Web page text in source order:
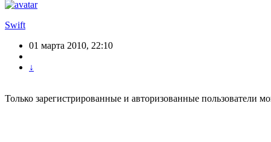
Swift
01 марта 2010, 22:10
↓
Только зарегистрированные и авторизованные пользователи